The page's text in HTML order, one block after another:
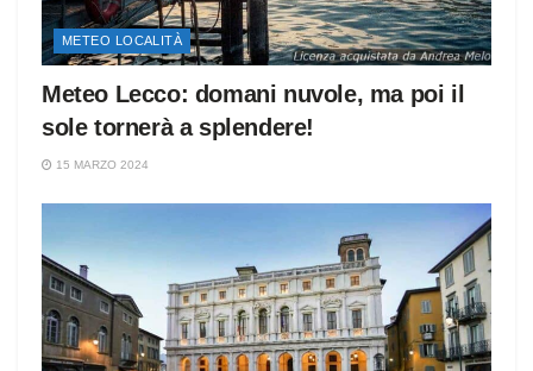
METEO LOCALITÀ
Meteo Lecco: domani nuvole, ma poi il
sole tornerà a splendere!
15 MARZO 2024